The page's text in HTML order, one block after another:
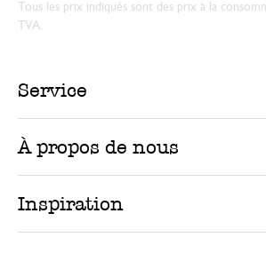
Tous les prix indiqués sont des prix à la
TVA.
Service
À propos de nous
Inspiration